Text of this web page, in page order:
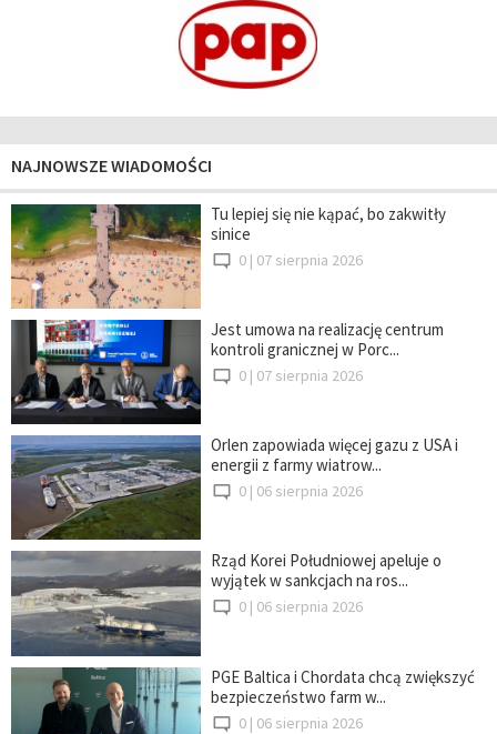
NAJNOWSZE WIADOMOŚCI
Tu lepiej się nie kąpać, bo zakwitły
sinice
0 | 07 sierpnia 2026
Jest umowa na realizację centrum
kontroli granicznej w Porc...
0 | 07 sierpnia 2026
Orlen zapowiada więcej gazu z USA i
energii z farmy wiatrow...
0 | 06 sierpnia 2026
Rząd Korei Południowej apeluje o
wyjątek w sankcjach na ros...
0 | 06 sierpnia 2026
PGE Baltica i Chordata chcą zwiększyć
bezpieczeństwo farm w...
0 | 06 sierpnia 2026